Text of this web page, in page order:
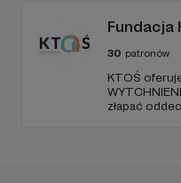
Fundacja
30 patronów
KTOŚ
złapać